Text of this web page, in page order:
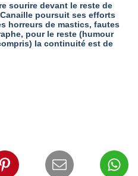
sourire devant le reste de
poursuit ses efforts
horreurs de mastics, fautes
pour le reste (humour
la continuité est de